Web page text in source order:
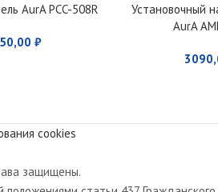
AurA PCC-508R
₽
Установочный
AurA
cookies
защищены.